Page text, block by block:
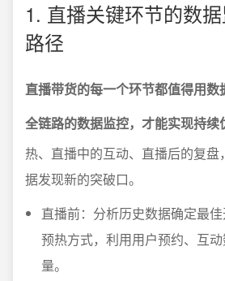
1. 直播关键环节的数
路径
直播带货的每一个环节都值得用
全链路的数据监控，才能实现持续
热、直播中的互动、直播后的复
据发现新的突破口。
直播前：分析历史数据确定最
预热方式，利用用户预约、互
量。